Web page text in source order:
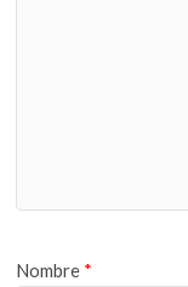
Nombre *